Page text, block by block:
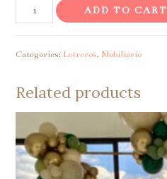
Happy
Birthday
ADD TO CART
Categories: Letreros,Mobiliario
Related products